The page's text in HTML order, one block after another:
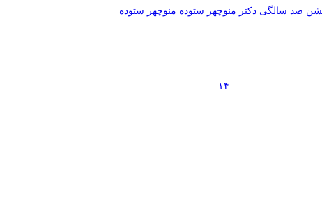
صد سالگی دکتر منوچهر ستوده منوچهر ستوده
۱۴